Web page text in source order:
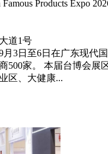
Products Expo
道1号
月3日至6日在广东现代
500家。 本届台博会
区、大健康...